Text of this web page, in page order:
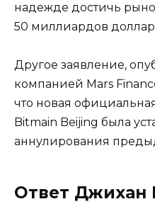
надежде достичь
50 миллиардов
Другое заявление,
компанией Mars
что новая
Bitmain Beijing была
аннулирования
Ответ Джихан